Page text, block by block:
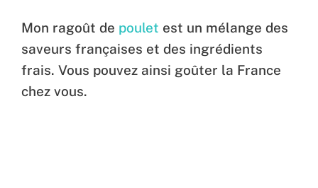
Mon ragoût de poulet est un mélange des
saveurs françaises et des ingrédients
frais. Vous pouvez ainsi goûter la France
chez vous.